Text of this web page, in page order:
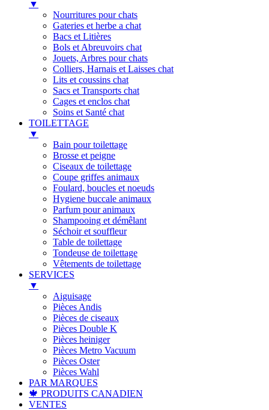
▼
Nourritures pour chats
Gateries et herbe a chat
Bacs et Litières
Bols et Abreuvoirs chat
Jouets, Arbres pour chats
Colliers, Harnais et Laisses chat
Lits et coussins chat
Sacs et Transports chat
Cages et enclos chat
Soins et Santé chat
TOILETTAGE
▼
Bain pour toilettage
Brosse et peigne
Ciseaux de toilettage
Coupe griffes animaux
Foulard, boucles et noeuds
Hygiene buccale animaux
Parfum pour animaux
Shampooing et démêlant
Séchoir et souffleur
Table de toilettage
Tondeuse de toilettage
Vêtements de toilettage
SERVICES
▼
Aiguisage
Pièces Andis
Pièces de ciseaux
Pièces Double K
Pièces heiniger
Pièces Metro Vacuum
Pièces Oster
Pièces Wahl
PAR MARQUES
🍁 PRODUITS CANADIEN
VENTES